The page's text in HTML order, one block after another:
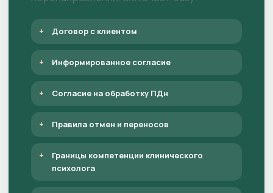
Договор с клиентом
Информированное согласие
Согласие на обработку ПДн
Правила отмен и переносов
Границы компетенции клинического
психолога